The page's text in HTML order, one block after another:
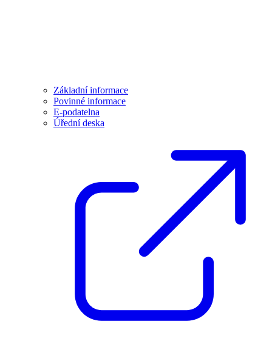
Základní informace
Povinné informace
E-podatelna
Úřední deska